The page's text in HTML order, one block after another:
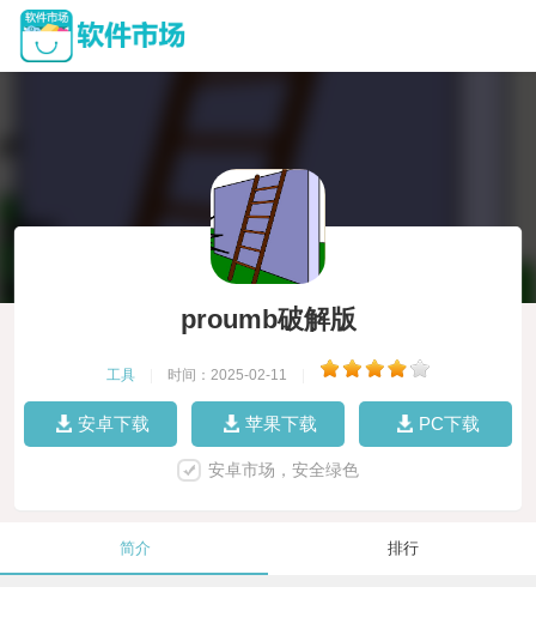
proumb破解版
工具 时间：2025-02-11
安卓下载 苹果下载 PC下载
安卓市场，安全绿色
简介 排行